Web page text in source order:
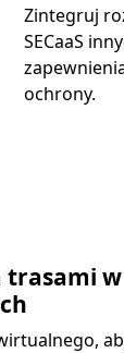
Zintegruj
SECaaS
ochrony.